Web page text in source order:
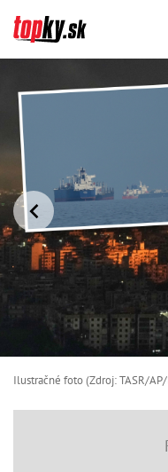
Ilustračné foto (Zdroj: TASR/